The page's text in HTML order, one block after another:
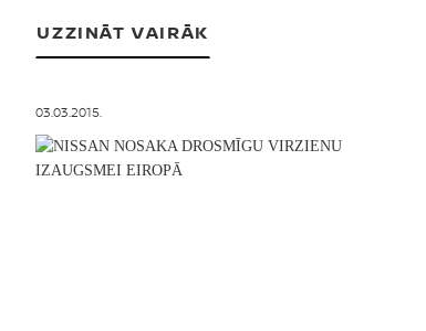
UZZINĀT VAIRĀK
03.03.2015.